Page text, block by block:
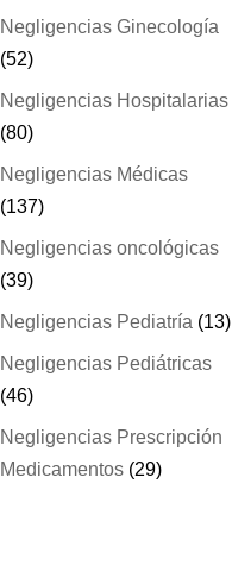
Negligencias Ginecología
(52)
Negligencias Hospitalarias
(80)
Negligencias Médicas
(137)
Negligencias oncológicas
(39)
Negligencias Pediatría (13)
Negligencias Pediátricas
(46)
Negligencias Prescripción
Medicamentos (29)